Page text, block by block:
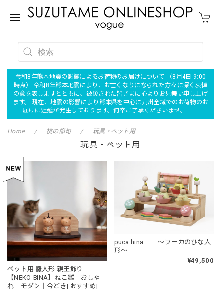
令和8年熊本地震の影響によるお荷物のお届けについて （8月4日 9:00
時点） 令和8年熊本地震により、お亡くなりになられた方々に深く哀悼
の意を表しますとともに、被災された皆さまに心よりお見舞い申し上げ
ます。 現在、地震の影響により熊本県を中心に九州全域でのお荷物のお
届けに遅延が発生しております。何卒ご了承くださいませ。
Home 桃の節句 玩具・ペット用
玩具・ペット用
ペット用 雛人形 親王飾り
【NEKO-BINA】ねこ雛｜おしゃ
れ｜モダン｜今どき| おすすめ|か
puca hina ～プーカのひな人
形～
¥49,500